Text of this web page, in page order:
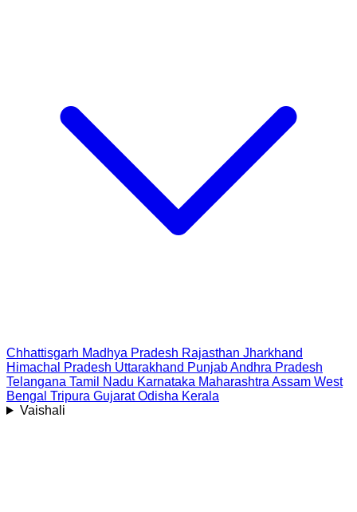
Chhattisgarh Madhya Pradesh Rajasthan Jharkhand
Himachal Pradesh Uttarakhand PunjabAndhra Pradesh
Telangana Tamil Nadu Karnataka Maharashtra Assam West
Bengal Tripura Gujarat Odisha Kerala
Vaishali